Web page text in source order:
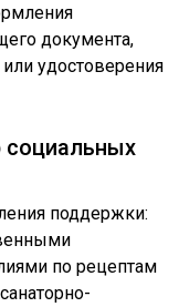
документа,
удостоверения
социальных
поддержки:
по рецептам